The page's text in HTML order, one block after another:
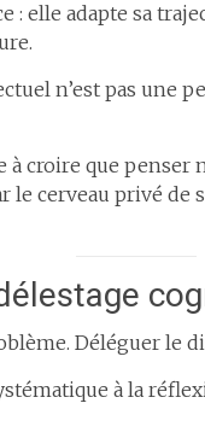
: elle adapte sa
n’est pas une
à croire que
le cerveau privé de
Déléguer le
à la